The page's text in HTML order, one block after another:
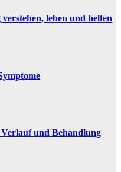
leben und helfen
und Behandlung